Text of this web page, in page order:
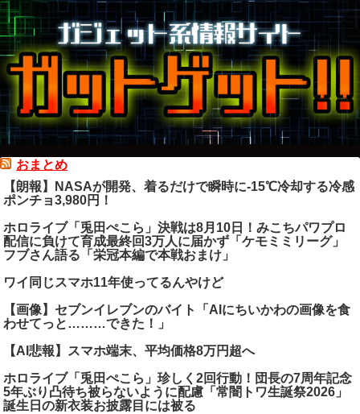
おまとめ
【朗報】NASAが開発、着るだけで瞬時に-15℃冷却する冷感
ポンチョ3,980円！
ホロライブ「兎田ぺこら」決戦は8月10日！みこちパワプロ
配信に負けて育成最終回3万人に届かず「ケモミミリーグ」
フブさん語る「栄冠本編で本戦おまけ」
ワイ同じスマホ11年使ってるんやけど
【画像】セブンイレブンのバイト「AIにちいかわの画像を食
わせてっと………できた！」
【AI悲報】スマホ端末、平均価格8万円超へ
ホロライブ「兎田ぺこら」珍しく2回行動！団長の7周年記念
5年ぶり凸待ち被らないように配慮「常闇トワ生誕祭2026」
誕生日の新衣装お披露目には被る